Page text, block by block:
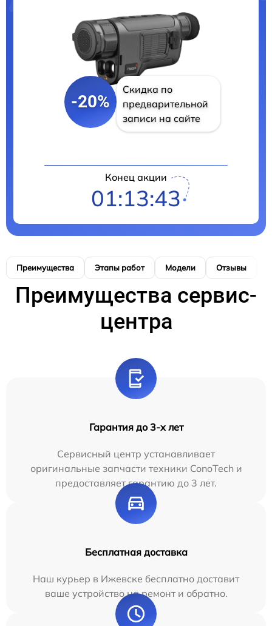
-20%
Скидка по
предварительной
записи на сайте
Конец акции
01:13:42
Преимущества Этапы работ Модели Отзывы
Преимущества сервис-
центра
Гарантия до 3-х лет
Сервисный центр устанавливает
оригинальные запчасти техники ConoTech и
предоставляет гарантию до 3 лет.
Бесплатная доставка
Наш курьер в Ижевске бесплатно доставит
ваше устройство на ремонт и обратно.